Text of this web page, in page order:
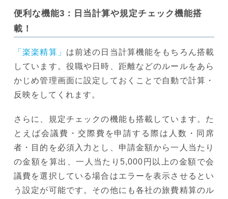
便利な機能3：日当計算や規定チェック機能搭
載！
「楽楽精算」 は前述の日当計算機能をもちろん搭載
しています。役職や日時、距離などのルールをあら
かじめ管理画面に設定しておくことで自動で計算・
反映をしてくれます。
さらに、規定チェックの機能も搭載しています。た
とえば会議費・交際費を申請する際は人数・同席
者・目的を必須入力とし、申請金額から一人当たり
の金額を算出、一人当たり5,000円以上の金額で会
議費を選択している場合はエラーを表示させるとい
う設定が可能です。その他にも各社の旅費精算のル